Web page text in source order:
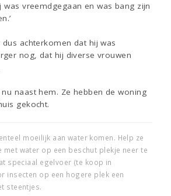
was vreemdgegaan en was bang zijn
achterkomen dat hij was
nog, dat hij diverse vrouwen
naast hem. Ze hebben de woning
gekocht.
moeilijk aan water komen. Help ze
water op een beschut plekje neer te
speciaal egelvoer (te koop in
insecten op een hogere plek een
steentjes.